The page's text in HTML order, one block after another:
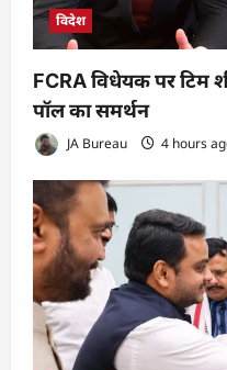
विदेश
FCRA विधेयक पर टिम
पॉल का समर्थन
JA Bureau 4 hours